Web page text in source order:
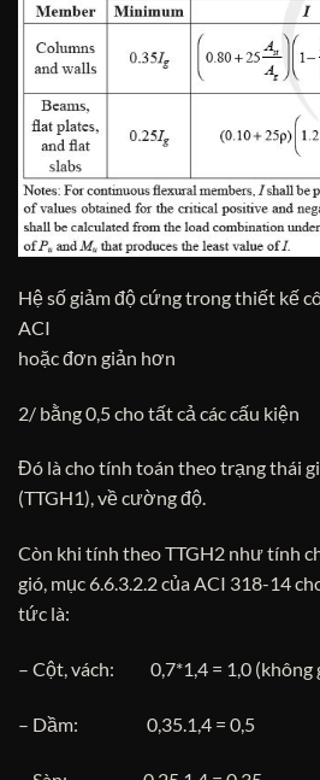
Hệ số giảm độ cứng trong thiết kế
ACI
hoặc đơn giản hơn
2/ bằng 0,5 cho tất cả các cấu kiện
Đó là cho tính toán theo trạng thái
(TTGH1), về cường độ.
Còn khi tính theo TTGH2 như tính
gió, mục 6.6.3.2.2 của ACI 318-14
tức là:
– Cột, vách: 0,7*1,4 = 1,0 (không
– Dầm: 0,35.1,4 = 0,5